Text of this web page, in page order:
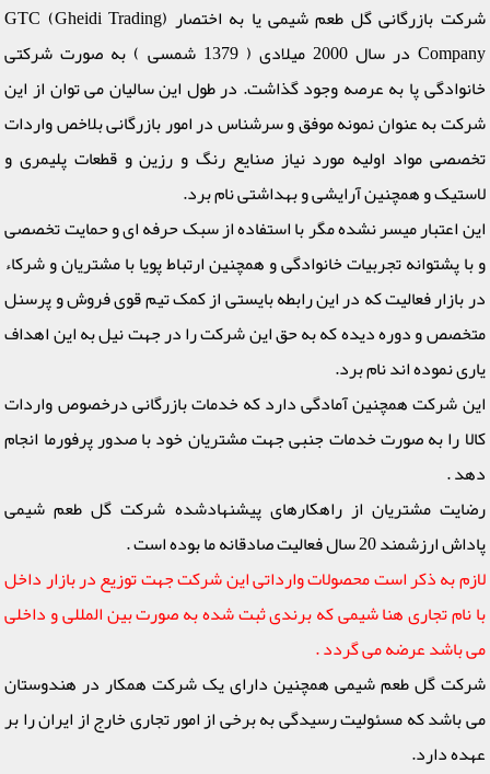
شرکت بازرگانی گل طعم شیمی یا به اختصار (GTC (Gheidi Trading
Company در سال 2000 میلادی ( 1379 شمسی ) به صورت شرکتی
خانوادگی پا به عرصه وجود گذاشت. در طول این سالیان می توان از این
شرکت به عنوان نمونه موفق و سرشناس در امور بازرگانی بلاخص واردات
تخصصی مواد اولیه مورد نیاز صنایع رنگ و رزین و قطعات پلیمری و
لاستیک و همچنین آرایشی و بهداشتی نام برد.
این اعتبار میسر نشده مگر با استفاده از سبک حرفه ای و حمایت تخصصی
و با پشتوانه تجربیات خانوادگی و همچنین ارتباط پویا با مشتریان و شرکاء
در بازار فعالیت که در این رابطه بایستی از کمک تیم قوی فروش و پرسنل
متخصص و دوره دیده که به حق این شرکت را در جهت نیل به این اهداف
یاری نموده اند نام برد.
این شرکت همچنین آمادگی دارد که خدمات بازرگانی درخصوص واردات
کالا را به صورت خدمات جنبی جهت مشتریان خود با صدور پرفورما انجام
دهد .
رضایت مشتریان از راهکارهای پیشنهادشده شرکت گل طعم شیمی
پاداش ارزشمند 20 سال فعالیت صادقانه ما بوده است .
لازم به ذکر است محصولات وارداتی این شرکت جهت توزیع در بازار داخل
با نام تجاری هنا شیمی که برندی ثبت شده به صورت بین المللی و داخلی
می باشد عرضه می گردد .
شرکت گل طعم شیمی همچنین دارای یک شرکت همکار در هندوستان
می باشد که مسئولیت رسیدگی به برخی از امور تجاری خارج از ایران را بر
عهده دارد.